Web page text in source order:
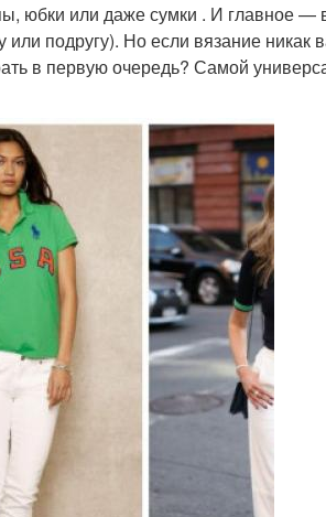
юбки или даже сумки . И главное
подругу). Но если вязание никак
в первую очередь? Самой